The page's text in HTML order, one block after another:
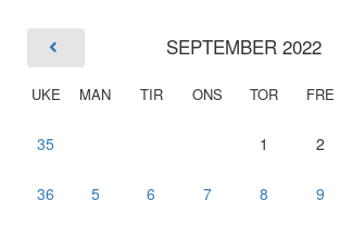
SEPTEMBER 2022
UKE MAN TIR ONS TOR FRE
35 1 2
36 5 6 7 8 9